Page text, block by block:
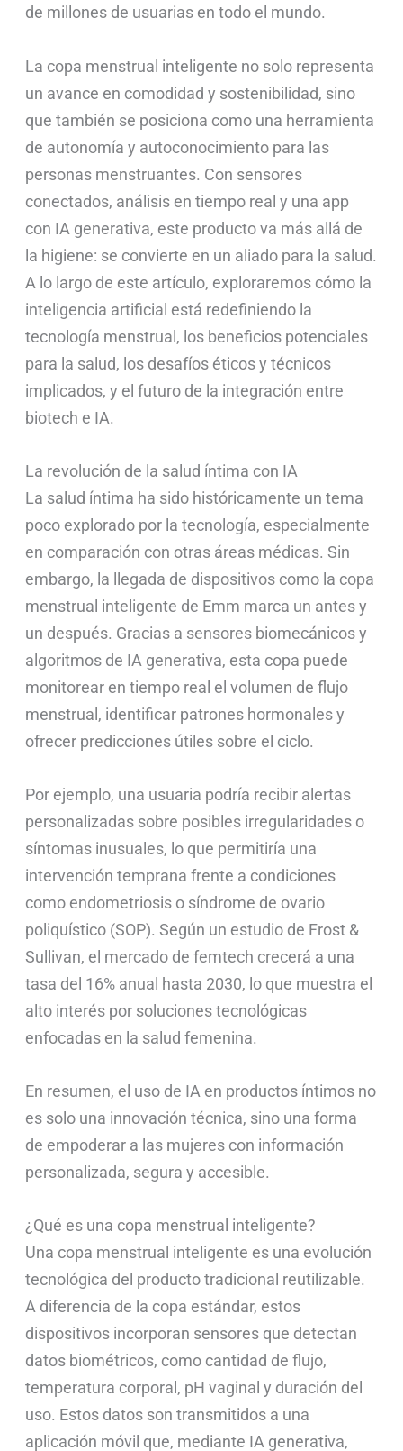
de millones de usuarias en todo el mundo.
La copa menstrual inteligente no solo representa
un avance en comodidad y sostenibilidad, sino
que también se posiciona como una herramienta
de autonomía y autoconocimiento para las
personas menstruantes. Con sensores
conectados, análisis en tiempo real y una app
con IA generativa, este producto va más allá de
la higiene: se convierte en un aliado para la salud.
A lo largo de este artículo, exploraremos cómo la
inteligencia artificial está redefiniendo la
tecnología menstrual, los beneficios potenciales
para la salud, los desafíos éticos y técnicos
implicados, y el futuro de la integración entre
biotech e IA.
La revolución de la salud íntima con IA
La salud íntima ha sido históricamente un tema
poco explorado por la tecnología, especialmente
en comparación con otras áreas médicas. Sin
embargo, la llegada de dispositivos como la copa
menstrual inteligente de Emm marca un antes y
un después. Gracias a sensores biomecánicos y
algoritmos de IA generativa, esta copa puede
monitorear en tiempo real el volumen de flujo
menstrual, identificar patrones hormonales y
ofrecer predicciones útiles sobre el ciclo.
Por ejemplo, una usuaria podría recibir alertas
personalizadas sobre posibles irregularidades o
síntomas inusuales, lo que permitiría una
intervención temprana frente a condiciones
como endometriosis o síndrome de ovario
poliquístico (SOP). Según un estudio de Frost &
Sullivan, el mercado de femtech crecerá a una
tasa del 16% anual hasta 2030, lo que muestra el
alto interés por soluciones tecnológicas
enfocadas en la salud femenina.
En resumen, el uso de IA en productos íntimos no
es solo una innovación técnica, sino una forma
de empoderar a las mujeres con información
personalizada, segura y accesible.
¿Qué es una copa menstrual inteligente?
Una copa menstrual inteligente es una evolución
tecnológica del producto tradicional reutilizable.
A diferencia de la copa estándar, estos
dispositivos incorporan sensores que detectan
datos biométricos, como cantidad de flujo,
temperatura corporal, pH vaginal y duración del
uso. Estos datos son transmitidos a una
aplicación móvil que, mediante IA generativa,